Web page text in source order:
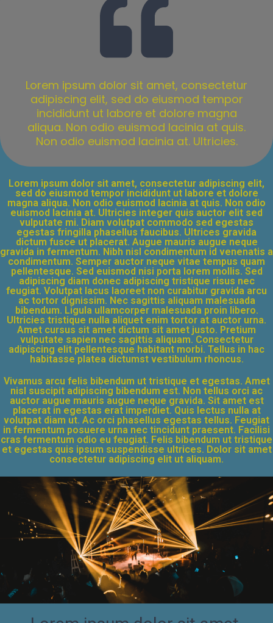
Lorem ipsum dolor sit amet, consectetur
adipiscing elit, sed do eiusmod tempor
incididunt ut labore et dolore magna
aliqua. Non odio euismod lacinia at quis.
Non odio euismod lacinia at. Ultricies.
Lorem ipsum dolor sit amet, consectetur adipiscing elit,
sed do eiusmod tempor incididunt ut labore et dolore
magna aliqua. Non odio euismod lacinia at quis. Non odio
euismod lacinia at. Ultricies integer quis auctor elit sed
vulputate mi. Diam volutpat commodo sed egestas
egestas fringilla phasellus faucibus. Ultrices gravida
dictum fusce ut placerat. Augue mauris augue neque
gravida in fermentum. Nibh nisl condimentum id venenatis a
condimentum. Semper auctor neque vitae tempus quam
pellentesque. Sed euismod nisi porta lorem mollis. Sed
adipiscing diam donec adipiscing tristique risus nec
feugiat. Volutpat lacus laoreet non curabitur gravida arcu
ac tortor dignissim. Nec sagittis aliquam malesuada
bibendum. Ligula ullamcorper malesuada proin libero.
Ultricies tristique nulla aliquet enim tortor at auctor urna.
Amet cursus sit amet dictum sit amet justo. Pretium
vulputate sapien nec sagittis aliquam. Consectetur
adipiscing elit pellentesque habitant morbi. Tellus in hac
habitasse platea dictumst vestibulum rhoncus.
Vivamus arcu felis bibendum ut tristique et egestas. Amet
nisl suscipit adipiscing bibendum est. Non tellus orci ac
auctor augue mauris augue neque gravida. Sit amet est
placerat in egestas erat imperdiet. Quis lectus nulla at
volutpat diam ut. Ac orci phasellus egestas tellus. Feugiat
in fermentum posuere urna nec tincidunt praesent. Facilisi
cras fermentum odio eu feugiat. Felis bibendum ut tristique
et egestas quis ipsum suspendisse ultrices. Dolor sit amet
consectetur adipiscing elit ut aliquam.